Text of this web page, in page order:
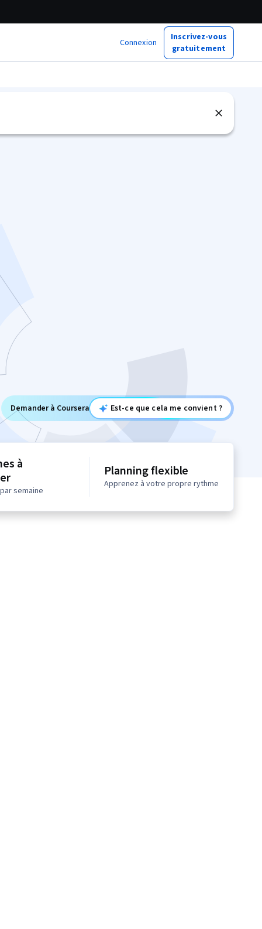
Connexion
Inscrivez-vous
gratuitement
Demander à Coursera Est-ce que cela me convient ?
à
semaine
Planning flexible
Apprenez à votre propre rythme